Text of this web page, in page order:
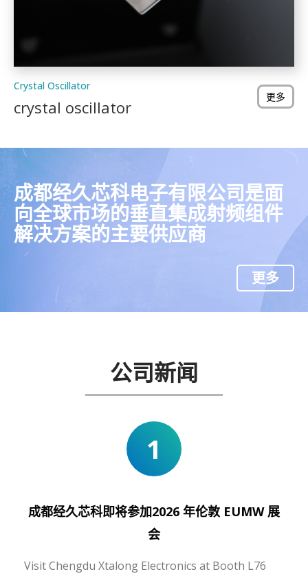
Crystal Oscillator
crystal oscillator
更多
成都经久芯科电子有限公司是面
向全球市场的垂直集成射频组件
解决方案的主要供应商
更多
公司新闻
1
成都经久芯科即将参加2026 年伦敦 EUMW 展
会
Visit Chengdu Xtalong Electronics at Booth L76